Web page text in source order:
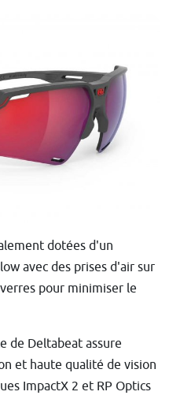
dotées d'un
avec des prises d'air sur
pour minimiser le
de Deltabeat assure
et haute qualité de vision
ImpactX 2 et RP Optics